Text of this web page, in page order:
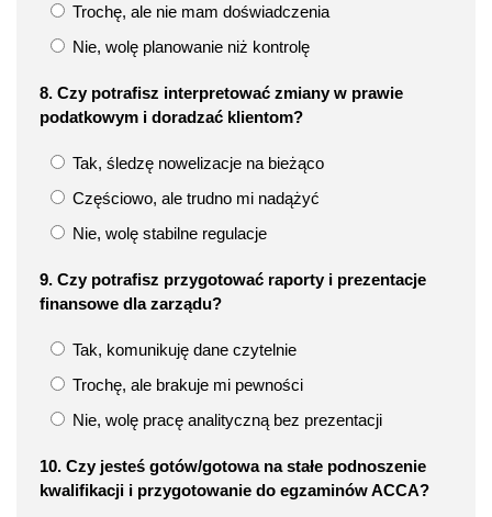
Trochę, ale nie mam doświadczenia
Nie, wolę planowanie niż kontrolę
8. Czy potrafisz interpretować zmiany w prawie
podatkowym i doradzać klientom?
Tak, śledzę nowelizacje na bieżąco
Częściowo, ale trudno mi nadążyć
Nie, wolę stabilne regulacje
9. Czy potrafisz przygotować raporty i prezentacje
finansowe dla zarządu?
Tak, komunikuję dane czytelnie
Trochę, ale brakuje mi pewności
Nie, wolę pracę analityczną bez prezentacji
10. Czy jesteś gotów/gotowa na stałe podnoszenie
kwalifikacji i przygotowanie do egzaminów ACCA?